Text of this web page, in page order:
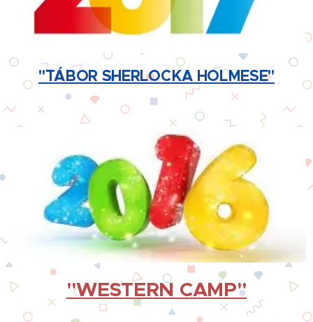
"TÁBOR SHERLOCKA HOLMESE"
"WESTERN CAMP"